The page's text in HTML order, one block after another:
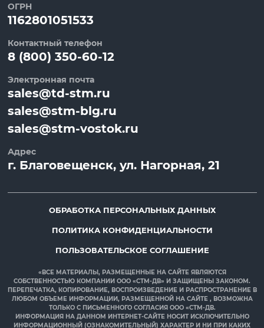
ОГРН
1162801051533
Контактный телефон
8 (800) 350-60-12
Электронная почта
sales@td-stm.ru
sales@stm-blg.ru
sales@stm-vostok.ru
Адрес
г. Благовещенск, ул. Нагорная, 21
ОБРАБОТКА ПЕРСОНАЛЬНЫХ ДАННЫХ
ПОЛИТИКА КОНФИДЕНЦИАЛЬНОСТИ
ПОЛЬЗОВАТЕЛЬСКОЕ СОГЛАШЕНИЕ
«ВСЕ МАТЕРИАЛЫ, РАЗМЕЩЕННЫЕ НА САЙТЕ ЯВЛЯЮТСЯ
СОБСТВЕННОСТЬЮ КОМПАНИИ ООО «СТМ-ДВ» И ЗАЩИЩЕНЫ ЗАКОНОМ.
ПЕРЕПЕЧАТКА, КОПИРОВАНИЕ, ВОСПРОИЗВЕДЕНИЕ И РАСПРОСТРАНЕНИЕ В
ЛЮБОМ ОБЪЕМЕ ИНФОРМАЦИИ, РАЗМЕЩЕННОЙ НА САЙТЕ , ВОЗМОЖНА
ТОЛЬКО С ПИСЬМЕННОГО СОГЛАСИЯ ООО «СТМ-ДВ.
ИНФОРМАЦИЯ НА ДАННОМ ИНТЕРНЕТ-САЙТЕ НОСИТ ИСКЛЮЧИТЕЛЬНО
ИНФОРМАЦИОННЫЙ (ОЗНАКОМИТЕЛЬНЫЙ) ХАРАКТЕР И НИ ПРИ КАКИХ